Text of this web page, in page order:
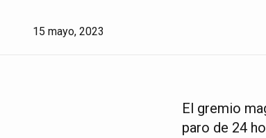
15 mayo, 2023
El gremio
paro de 24